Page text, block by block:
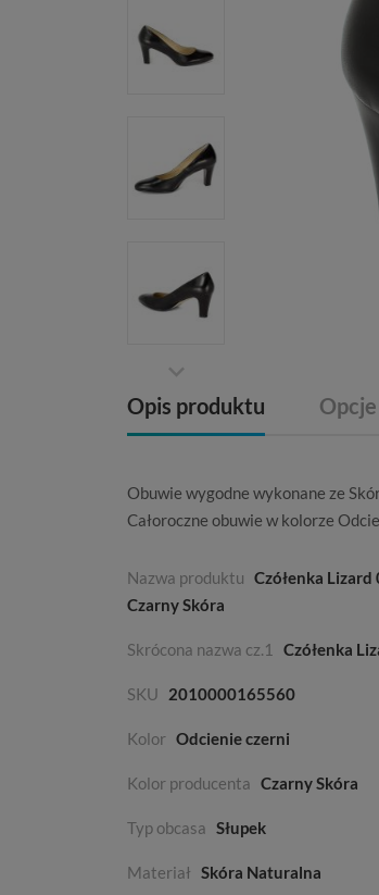
Opis produktu
Obuwie wygodne wykonane ze
Całoroczne obuwie w kolorze
Nazwa produktu Czółenka
Czarny Skóra
Skrócona nazwa cz.1 Czółenka
SKU 2010000165560
Kolor Odcienie czerni
Kolor producenta Czarny Skóra
Typ obcasa Słupek
Materiał Skóra Naturalna